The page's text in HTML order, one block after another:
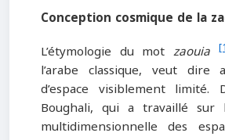
Conception cosmique de la
L’étymologie du motzaouia
l’arabe classique, veut
d’espace visiblement limité.
Boughali, qui a travaillé sur
multidimensionnelle des